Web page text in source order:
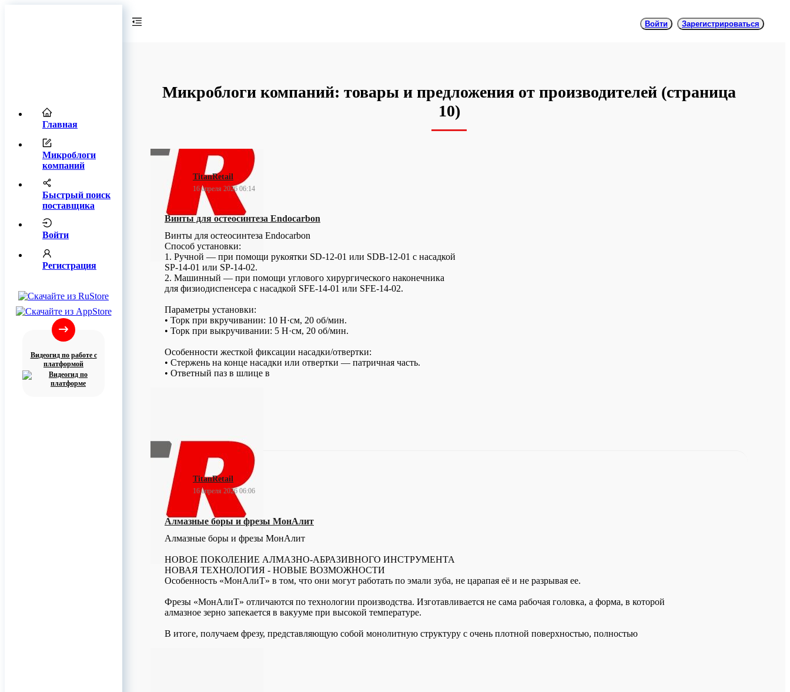
Главная
Микроблоги
компаний
Быстрый поиск
поставщика
Войти
Регистрация
Видеогид по работе с
платформой
Войти Зарегистрироваться
Микроблоги компаний: товары и предложения от производителей (cтраница
10)
TitanRetail
16 апреля 2026 06:14
Винты для остеосинтеза Endocarbon
Винты для остеосинтеза Endocarbon
Способ установки:
1. Ручной — при помощи рукоятки SD-12-01 или SDB-12-01 с насадкой
SP-14-01 или SP-14-02.
2. Машинный — при помощи углового хирургического наконечника
для физиодиспенсера с насадкой SFE-14-01 или SFE-14-02.
Параметры установки:
• Торк при вкручивании: 10 Н·см, 20 об/мин.
• Торк при выкручивании: 5 Н·см, 20 об/мин.
Особенности жесткой фиксации насадки/отвертки:
• Стержень на конце насадки или отвертки — патричная часть.
• Ответный паз в шлице в
TitanRetail
16 апреля 2026 06:06
Алмазные боры и фрезы МонАлит
Алмазные боры и фрезы МонАлит
НОВОЕ ПОКОЛЕНИЕ АЛМАЗНО-АБРАЗИВНОГО ИНСТРУМЕНТА
НОВАЯ ТЕХНОЛОГИЯ - НОВЫЕ ВОЗМОЖНОСТИ
Особенность «МонАлиТ» в том, что они могут работать по эмали зуба, не царапая её и не разрывая ее.
Фрезы «МонАлиТ» отличаются по технологии производства. Изготавливается не сама рабочая головка, а форма, в которой
алмазное зерно запекается в вакууме при высокой температуре.
В итоге, получаем фрезу, представляющую собой монолитную структуру с очень плотной поверхностью, полностью